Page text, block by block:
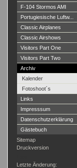
F-104 Stormos AMI
Portugiesische Luftw...
Classic Airplanes
Classic Airshows
Visitors Part One
Visitors Part Two
Archiv
Kalender
Fotoshoot´s
Links
Impresssum
Datenschutzerklärung
Gästebuch
Sitemap
Druckversion
Letzte Änderung: